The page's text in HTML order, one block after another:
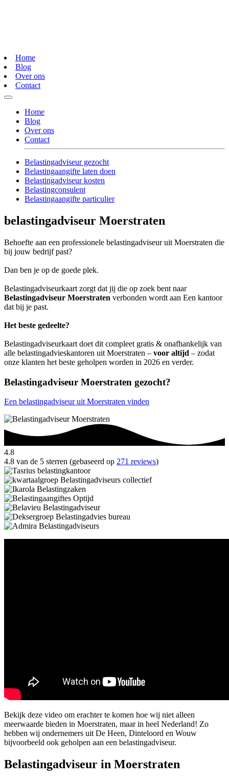
Home
Blog
Over ons
Contact
Home
Blog
Over ons
Contact
Belastingadviseur gezocht
Belastingaangifte laten doen
Belastingadviseur kosten
Belastingconsulent
Belastingaangifte particulier
belastingadviseur Moerstraten
Behoefte aan een professionele belastingadviseur uit Moerstraten die
bij jouw bedrijf past?
Dan ben je op de goede plek.
Belastingadviseurkaart zorgt dat jij die op zoek bent naar
Belastingadviseur Moerstraten verbonden wordt aan Een kantoor
dat bij je past.
Het beste gedeelte?
Belastingadviseurkaart doet dit compleet gratis & onafhankelijk van
alle belastingadvieskantoren uit Moerstraten – voor altijd – zodat
onze klanten het beste geholpen worden in 2026 en verder.
Belastingadviseur Moerstraten gezocht?
Een belastingadviseur uit Moerstraten vinden
4.8
4.8 van de 5 sterren (gebaseerd op 271 reviews)
Bekijk deze video om erachter te komen hoe wij niet alleen
meerwaarde bieden in Moerstraten, maar in heel Nederland! Zo
hebben wij ondernemers uit De Heen, Dinteloord en Wouw
bijvoorbeeld ook geholpen aan een belastingadviseur.
Belastingadviseur in Moerstraten